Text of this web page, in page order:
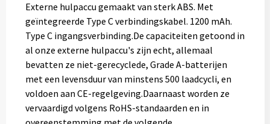
Externe hulpaccu gemaakt van sterk ABS. Met
geïntegreerde Type C verbindingskabel. 1200 mAh.
Type C ingangsverbinding.De capaciteiten getoond in
al onze externe hulpaccu's zijn echt, allemaal
bevatten ze niet-gerecyclede, Grade A-batterijen
met een levensduur van minstens 500 laadcycli, en
voldoen aan CE-regelgeving.Daarnaast worden ze
vervaardigd volgens RoHS-standaarden en in